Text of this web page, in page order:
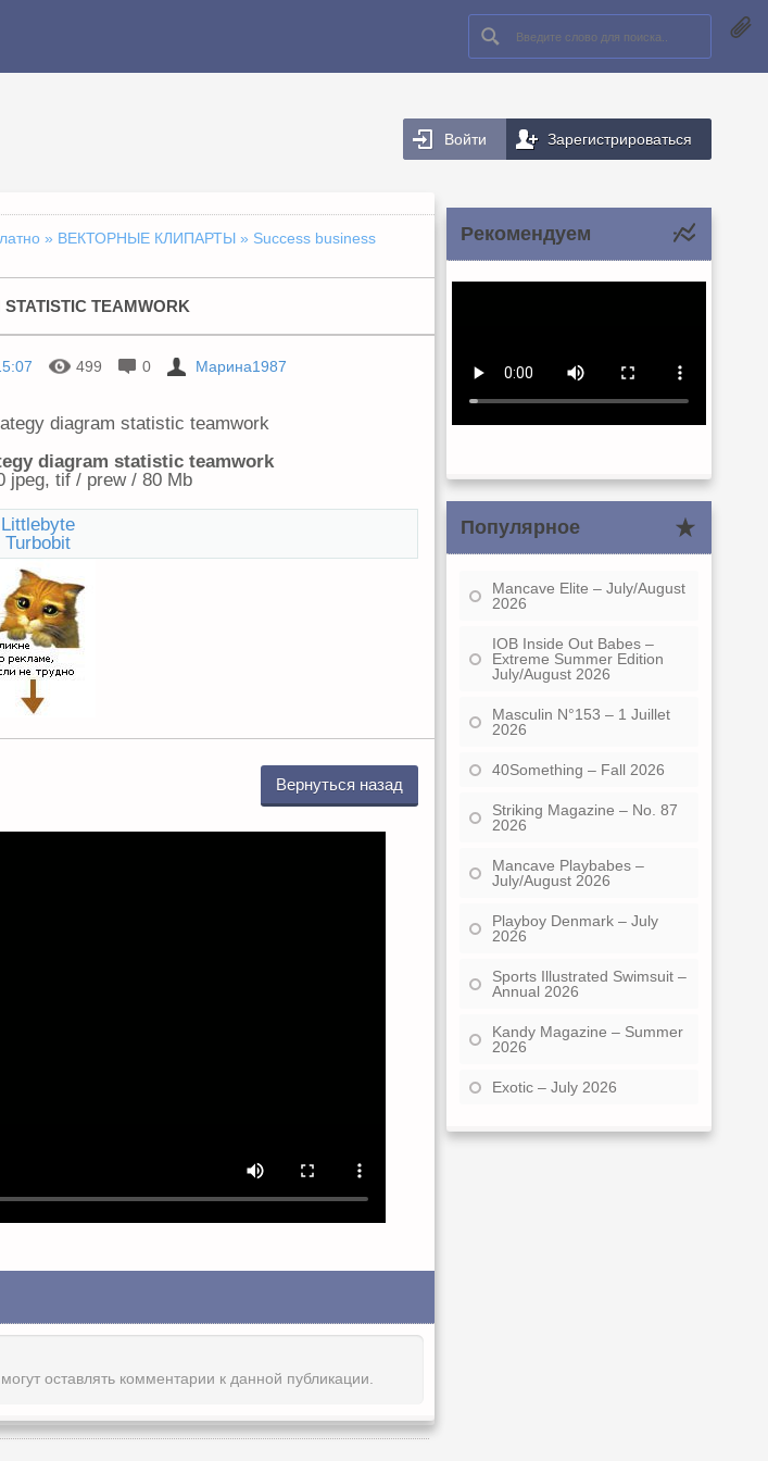
Войти Зарегистрироваться
» ВЕКТОРНЫЕ КЛИПАРТЫ » Success business
TEAMWORK
499 0 Марина1987
diagram statistic teamwork
jpeg, tif / prew / 80 Mb
Littlebyte
Turbobit
Вернуться назад
могут оставлять комментарии к данной публикации.
Рекомендуем
Популярное
Mancave Elite – July/August
2026
IOB Inside Out Babes –
Extreme Summer Edition
July/August 2026
Masculin N°153 – 1 Juillet
2026
40Something – Fall 2026
Striking Magazine – No. 87
2026
Mancave Playbabes –
July/August 2026
Playboy Denmark – July
2026
Sports Illustrated Swimsuit –
Annual 2026
Kandy Magazine – Summer
2026
Exotic – July 2026